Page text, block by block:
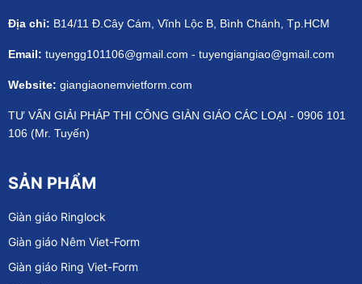
Địa chỉ: B14/11 Đ.Cây Cám, Vĩnh Lộc B, Bình Chánh, Tp.HCM
Email: tuyengg101106@gmail.com - tuyengiangiao@gmail.com
Website: giangiaonemvietform.com
TƯ VẤN GIẢI PHÁP THI CÔNG GIÀN GIÁO CÁC LOẠI - 0906 101
106 (Mr. Tuyến)
SẢN PHẨM
Giàn giáo Ringlock
Giàn giáo Nêm Viet-Form
Giàn giáo Ring Viet-Form